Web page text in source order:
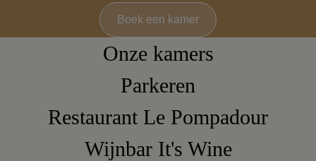
Onze kamers
Parkeren
Restaurant Le Pompadour
Wijnbar It's Wine
Boek een kamer